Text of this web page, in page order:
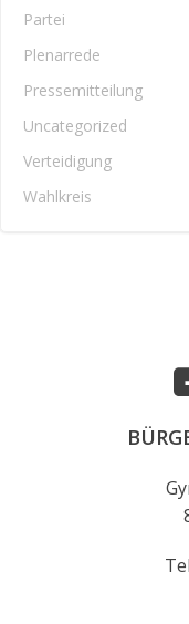
Partei
Plenarrede
Pressemitteilung
Uncategorized
Verteidigung
Wahlkreis